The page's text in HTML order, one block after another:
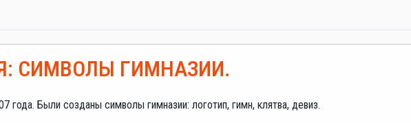
СИМВОЛЫ ГИМНАЗИИ.
года. Были созданы символы гимназии: логотип, гимн, клятва, девиз.